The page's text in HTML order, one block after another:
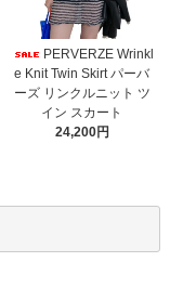
PERVERZE Wrinkl
e Knit Twin Skirt パーバ
ーズ リンクルニット ツ
イン スカート
24,200円